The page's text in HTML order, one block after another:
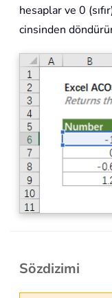
hesaplar ve 0
cinsinden
Sözdizimi